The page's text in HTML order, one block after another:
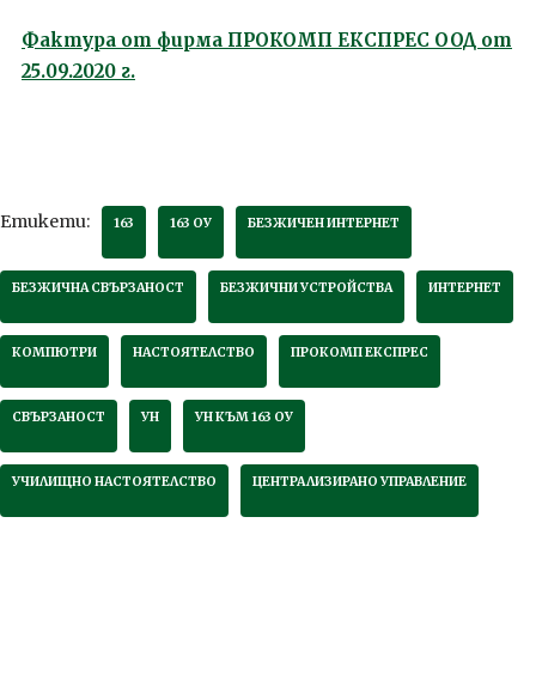
Фактура от фирма ПРОКОМП ЕКСПРЕС ООД от
25.09.2020 г.
Етикети: 163 163 ОУ БЕЗЖИЧЕН ИНТЕРНЕТ
БЕЗЖИЧНА СВЪРЗАНОСТ БЕЗЖИЧНИ УСТРОЙСТВА ИНТЕРНЕТ
КОМПЮТРИ НАСТОЯТЕЛСТВО ПРОКОМП ЕКСПРЕС
СВЪРЗАНОСТ УН УН КЪМ 163 ОУ
УЧИЛИЩНО НАСТОЯТЕЛСТВО ЦЕНТРАЛИЗИРАНО УПРАВЛЕНИЕ